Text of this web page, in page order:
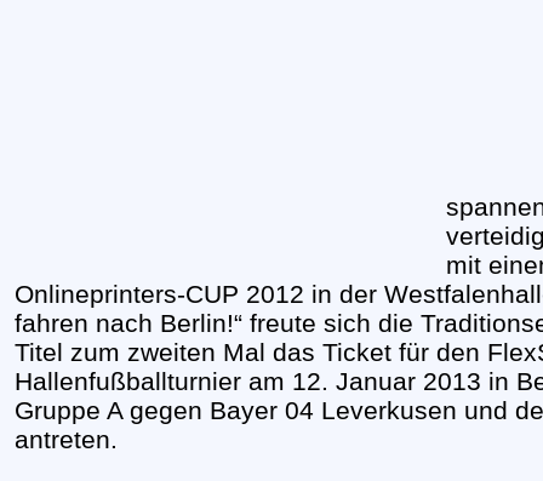
mit
Onlineprinters-CUP 2012 in der
fahren nach Berlin!“ freute sich die
Titel zum zweiten Mal das Ticket für den
Hallenfußballturnier am 12. Januar 2013 in
Gruppe A gegen Bayer 04 Leverkusen und
antreten.